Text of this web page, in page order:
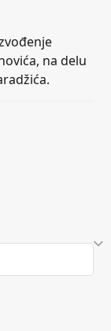
na delu